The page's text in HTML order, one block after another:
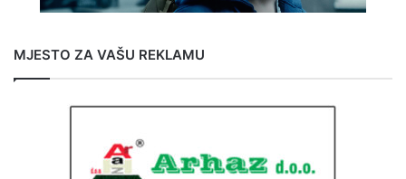
MJESTO ZA VAŠU REKLAMU